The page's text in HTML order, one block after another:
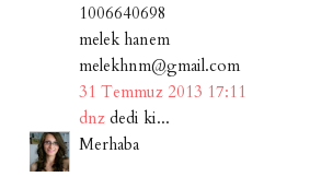
1006640698
melek hanem
melekhnm@gmail.com
31 Temmuz 2013 17:11
dnzdedi ki...
Merhaba